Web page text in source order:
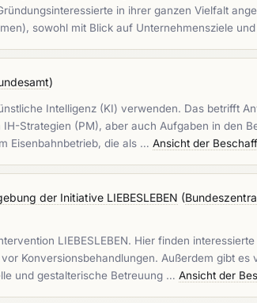
in ihrer ganzen Vielfalt
sowohl mit Blick auf Unternehmensziele
)
Intelligenz (KI) verwenden. Das betrifft
Strategien (PM), aber auch Aufgaben in den
Eisenbahnbetrieb, die als … Ansicht der
der Initiative LIEBESLEBEN (
LIEBESLEBEN. Hier finden
Konversionsbehandlungen. Außerdem gibt
und gestalterische Betreuung … Ansicht der